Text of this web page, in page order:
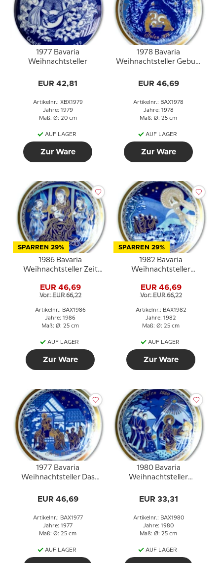
1977 Bavaria
Weihnachtsteller
EUR 42,81
Artikelnr.: XBX1979
Jahre: 1979
Maß: Ø: 20 cm
AUF LAGER
Zur Ware
1978 Bavaria
Weihnachtsteller Geburt
EUR 46,69
Artikelnr.: BAX1978
Jahre: 1978
Maß: Ø: 25 cm
AUF LAGER
Zur Ware
SPARREN 29%
1986 Bavaria
Weihnachtsteller Zeit
EUR 46,69
Vor: EUR 66,22
Artikelnr.: BAX1986
Jahre: 1986
Maß: Ø: 25 cm
AUF LAGER
Zur Ware
SPARREN 29%
1982 Bavaria
Weihnachtsteller
Hirten
EUR 46,69
Vor: EUR 66,22
Artikelnr.: BAX1982
Jahre: 1982
Maß: Ø: 25 cm
AUF LAGER
Zur Ware
1977 Bavaria
Weihnachtsteller Das
EUR 46,69
Artikelnr.: BAX1977
Jahre: 1977
Maß: Ø: 25 cm
AUF LAGER
1980 Bavaria
Weihnachtsteller
EUR 33,31
Artikelnr.: BAX1980
Jahre: 1980
Maß: Ø: 25 cm
AUF LAGER